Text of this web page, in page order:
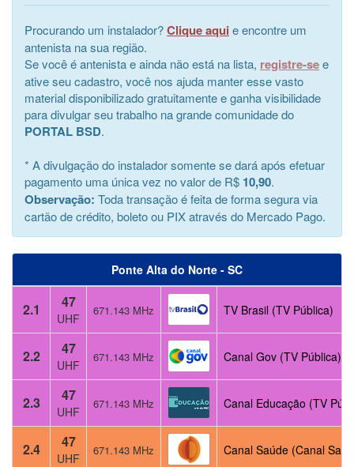
Procurando um instalador?Clique aqui e encontre um
antenista na sua região.
Se você é antenista e ainda não está na lista, registre-see
ative seu cadastro, você nos ajuda manter esse vasto
material disponibilizado gratuitamente e ganha visibilidade
para divulgar seu trabalho na grande comunidade do
PORTAL BSD.
* A divulgação do instalador somente se dará após efetuar
pagamento uma única vez no valor de R$ 10,90.
Observação: Toda transação é feita de forma segura via
cartão de crédito, boleto ou PIX através do Mercado Pago.
Ponte Alta do Norte - SC
2.1 47
UHF
671.143 MHz TV Brasil (TV Pública)
2.2 47
UHF
671.143 MHz Canal Gov (TV Pública)
2.3 47
UHF
671.143 MHz Canal Educação (TV
2.4 47
UHF
671.143 MHz Canal Saúde (Canal